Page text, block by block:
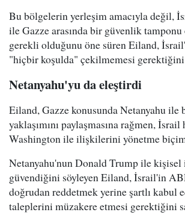
Bu bölgelerin yerleşim amacıyla değil,
ile Gazze arasında bir güvenlik
gerekli olduğunu öne süren Eiland,
"hiçbir koşulda" çekilmemesi
Netanyahu'yu da eleştirdi
Eiland, Gazze konusunda Netanyahu ile
yaklaşımını paylaşmasına rağmen,
Washington ile ilişkilerini yönetme
Netanyahu'nun Donald Trump ile kişisel
güvendiğini söyleyen Eiland, İsrail'in
doğrudan reddetmek yerine şartlı kabul
taleplerini müzakere etmesi gerektiğini